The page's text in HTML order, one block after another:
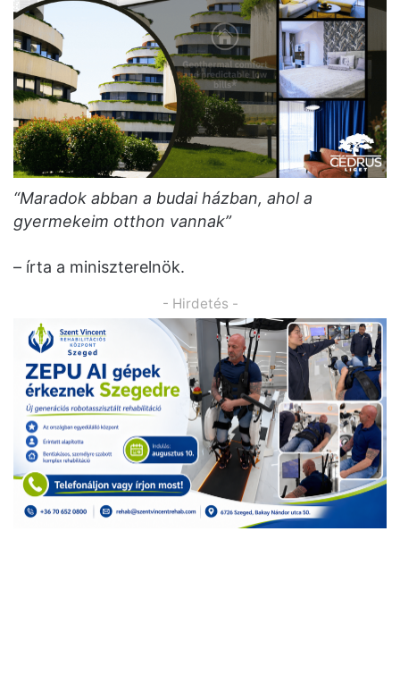
“Maradok abban a budai házban, ahol a
gyermekeim otthon vannak”
– írta a miniszterelnök.
- Hirdetés -